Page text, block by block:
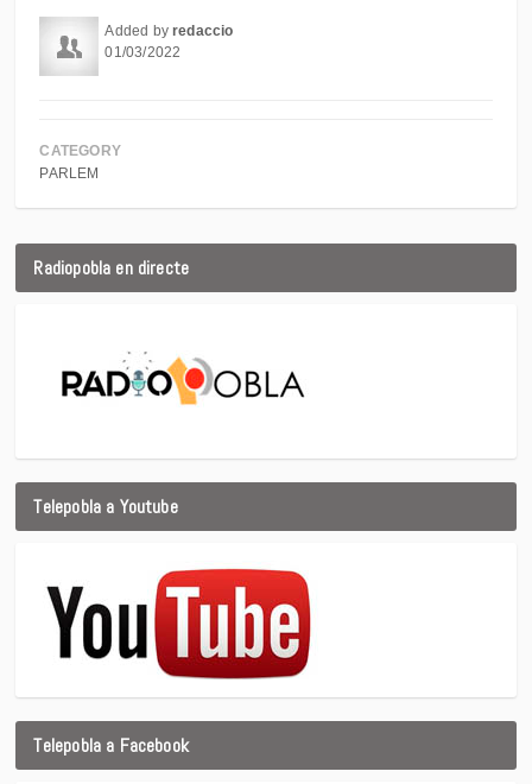
Added byredaccio
01/03/2022
CATEGORY
PARLEM
Radiopobla en directe
Telepobla a Youtube
Telepobla a Facebook